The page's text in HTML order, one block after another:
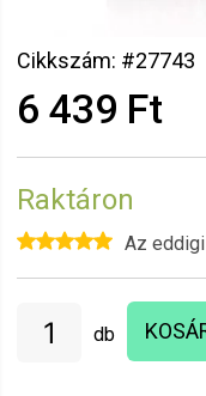
Cikkszám: #27743
6 439 Ft
Raktáron
Az
db